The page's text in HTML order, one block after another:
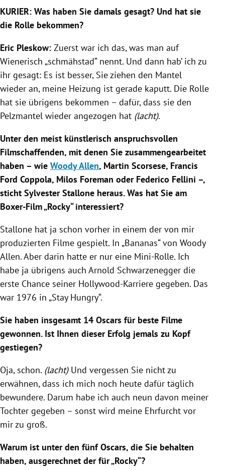
KURIER: Was haben Sie damals gesagt? Und hat sie
die Rolle bekommen?
Eric Pleskow: Zuerst war ich das, was man auf
Wienerisch „schmähstad“ nennt. Und dann hab’ ich zu
ihr gesagt: Es ist besser, Sie ziehen den Mantel
wieder an, meine Heizung ist gerade kaputt. Die Rolle
hat sie übrigens bekommen – dafür, dass sie den
Pelzmantel wieder angezogen hat (lacht).
Unter den meist künstlerisch anspruchsvollen
Filmschaffenden, mit denen Sie zusammengearbeitet
haben – wie Woody Allen, Martin Scorsese, Francis
Ford Coppola, Milos Foreman oder Federico Fellini –,
sticht Sylvester Stallone heraus. Was hat Sie am
Boxer-Film „Rocky“ interessiert?
Stallone hat ja schon vorher in einem der von mir
produzierten Filme gespielt. In „Bananas“ von Woody
Allen. Aber darin hatte er nur eine Mini-Rolle. Ich
habe ja übrigens auch Arnold Schwarzenegger die
erste Chance seiner Hollywood-Karriere gegeben. Das
war 1976 in „Stay Hungry“.
Sie haben insgesamt 14 Oscars für beste Filme
gewonnen. Ist Ihnen dieser Erfolg jemals zu Kopf
gestiegen?
Oja, schon. (lacht)Und vergessen Sie nicht zu
erwähnen, dass ich mich noch heute dafür täglich
bewundere. Darum habe ich auch neun davon meiner
Tochter gegeben – sonst wird meine Ehrfurcht vor
mir zu groß.
Warum ist unter den fünf Oscars, die Sie behalten
haben, ausgerechnet der für „Rocky“?